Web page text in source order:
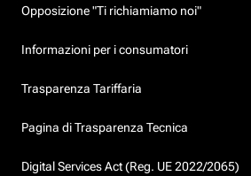
Opposizione "Ti richiamiamo noi"
Informazioni per i consumatori
Trasparenza Tariffaria
Pagina di Trasparenza Tecnica
Digital Services Act (Reg. UE 2022/2065)